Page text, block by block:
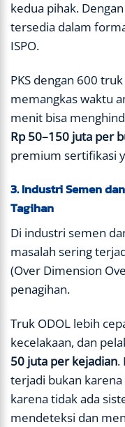
kedua pihak.
tersedia dalam
ISPO.
PKS dengan 600
memangkas waktu
menit bisa
Rp 50–150 juta per
premium sertifikasi
3. Industri Semen
Tagihan
Di industri semen
masalah sering
(Over Dimension
penagihan.
Truk ODOL lebih
kecelakaan, dan
50 juta per kejadian.
terjadi bukan
karena tidak ada
mendeteksi dan